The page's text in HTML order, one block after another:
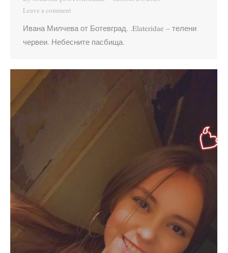
Leave a comment
Ивана Милчева от Ботевград. .Elateridae – телени
червеи. Небесните пасбища.